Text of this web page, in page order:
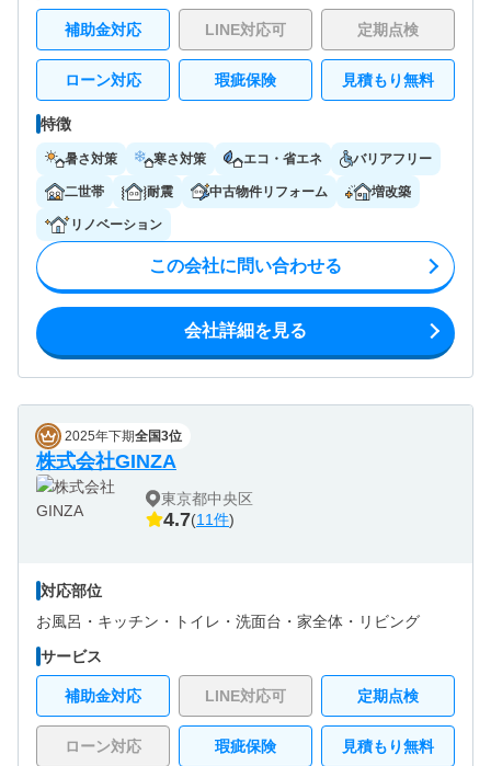
補助金対応 LINE対応可 定期点検
ローン対応 瑕疵保険 見積もり無料
特徴
暑さ対策 寒さ対策 エコ・省エネ バリアフリー
二世帯 耐震 中古物件リフォーム 増改築
リノベーション
この会社に問い合わせる
会社詳細を見る
2025年下期全国3位
株式会社GINZA
東京都中央区
4.7(11件)
対応部位
お風呂・ キッチン・ トイレ・ 洗面台・ 家全体・ リビング
サービス
補助金対応 LINE対応可 定期点検
ローン対応 瑕疵保険 見積もり無料